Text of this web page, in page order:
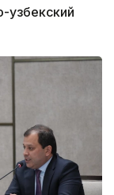
узбекский